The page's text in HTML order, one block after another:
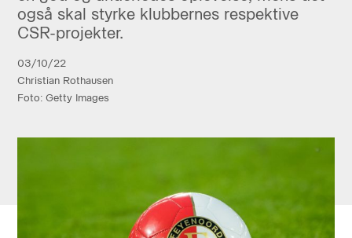
også skal styrke klubbernes respektive
CSR-projekter.
03/10/22
Christian Rothausen
Foto: Getty Images